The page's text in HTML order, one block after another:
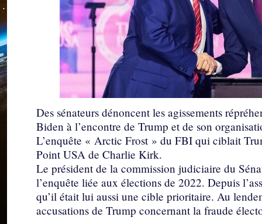
Des sénateurs dénoncent les agissements
Biden à l’encontre de Trump et de son
L’enquête « Arctic Frost » du FBI qui ciblait
Point USA de Charlie Kirk.
Le président de la commission judiciaire du
l’enquête liée aux élections de 2022. Depuis
qu’il était lui aussi une cible prioritaire. Au
accusations de Trump concernant la fraude